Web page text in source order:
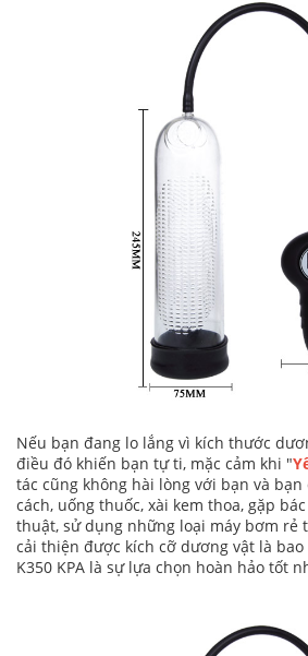
Nếu bạn đang lo lắng vì kích thước
điều đó khiến bạn tự ti, mặc cảm khi "
tác cũng không hài lòng với bạn và
cách, uống thuốc, xài kem thoa, gặp
thuật, sử dụng những loại máy bơm rẻ
cải thiện được kích cỡ dương vật là
K350 KPA là sự lựa chọn hoàn hảo tốt